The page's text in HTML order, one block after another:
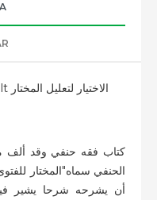
El İhtiyar Li Talilil Muhtar 3 Cilt الاختيار لتعليل المختار
كتاب فقه حنفي وقد ألف
الحنفي سماه"المختار
أن يشرحه شرحا يشير